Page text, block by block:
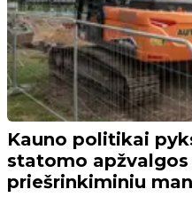
Kauno politikai
statomo
priešrinkiminiu